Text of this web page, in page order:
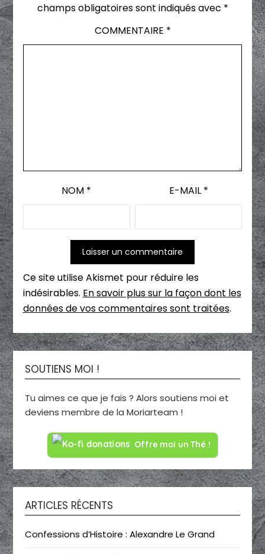
champs obligatoires sont indiqués avec *
COMMENTAIRE *
NOM * E-MAIL *
Ce site utilise Akismet pour réduire les
indésirables. En savoir plus sur la façon dont les
données de vos commentaires sont traitées.
SOUTIENS MOI !
Tu aimes ce que je fais ? Alors soutiens moi et
deviens membre de la Moriarteam !
Offre moi un Thé !
ARTICLES RÉCENTS
Confessions d’Histoire : Alexandre Le Grand